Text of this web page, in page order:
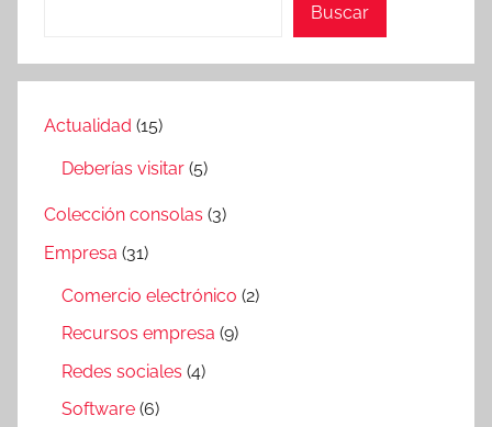
Buscar
Actualidad (15)
Deberías visitar (5)
Colección consolas (3)
Empresa (31)
Comercio electrónico (2)
Recursos empresa (9)
Redes sociales (4)
Software (6)